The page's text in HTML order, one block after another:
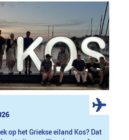
op het Griekse eiland Kos? Dat